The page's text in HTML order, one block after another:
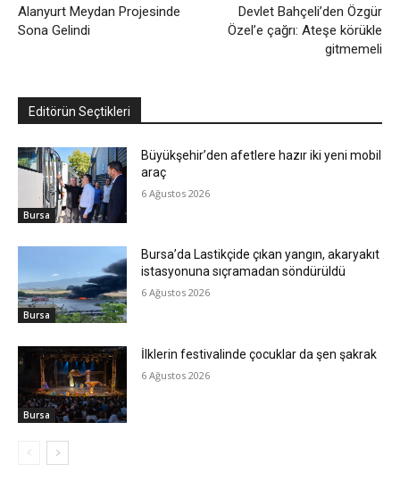
Alanyurt Meydan Projesinde
Sona Gelindi
Devlet Bahçeli’den Özgür
Özel’e çağrı: Ateşe körükle
gitmemeli
Editörün Seçtikleri
Bursa
Büyükşehir’den afetlere hazır iki yeni mobil
araç
6 Ağustos 2026
Bursa
Bursa’da Lastikçide çıkan yangın, akaryakıt
istasyonuna sıçramadan söndürüldü
6 Ağustos 2026
Bursa
İlklerin festivalinde çocuklar da şen şakrak
6 Ağustos 2026